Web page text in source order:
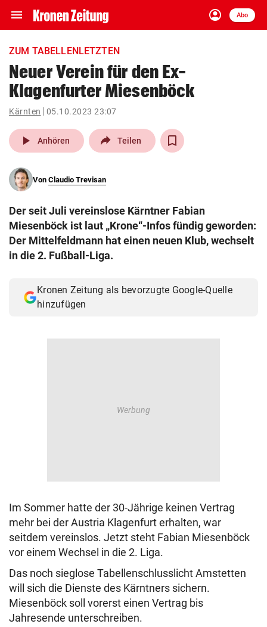
menu Navigation
ein-/ausklappen
account_circle
Anmelden
Abo
close Schließen
account_circle Anmelden
arrow_right
pin_drop
Wien arrow_right
search
eingeben
Muthgasse 2, 1190 Wien
ZUM TABELLENLETZTEN
Neuer Verein für den Ex-
Klagenfurter Miesenböck
Kärnten 05.10.2023 23:07
play_arrow Anhören Teilen
Von Claudio Trevisan
Der seit Juli vereinslose Kärntner Fabian
Miesenböck ist laut „Krone“-Infos fündig geworden:
Der Mittelfeldmann hat einen neuen Klub, wechselt
in die 2. Fußball-Liga.
Kronen Zeitung als bevorzugte Google-Quelle
hinzufügen
Im Sommer hatte der 30-Jährige keinen Vertrag
mehr bei der Austria Klagenfurt erhalten, war
seitdem vereinslos. Jetzt steht Fabian Miesenböck
vor einem Wechsel in die 2. Liga.
Das noch sieglose Tabellenschlusslicht Amstetten
will sich die Dienste des Kärntners sichern.
Miesenböck soll vorerst einen Vertrag bis
Jahresende unterschreiben.